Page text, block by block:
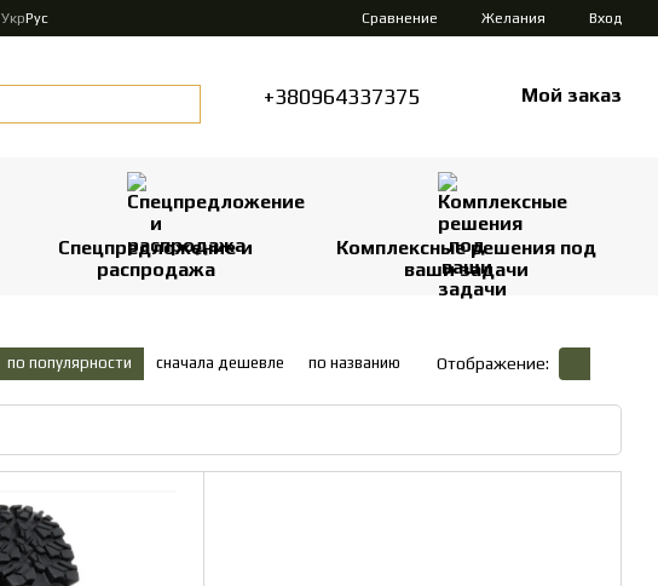
УкрРус Сравнение Желания Вход
+380964337375 Мой заказ
Спецпредложение и
распродажа
Комплексные решения под
ваши задачи
по популярности сначала дешевле по названию Отображение: